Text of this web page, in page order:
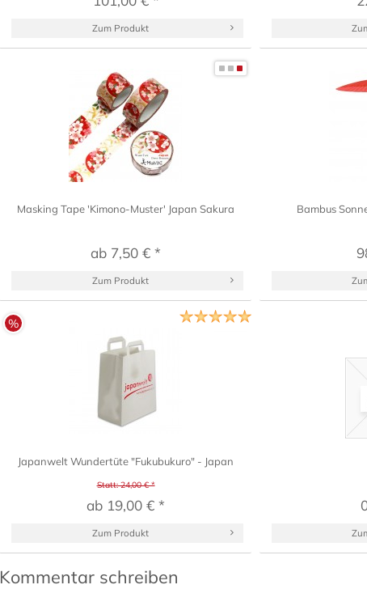
Zum Produkt
Masking Tape 'Kimono-Muster' Japan Sakura
ab 7,50 € *
Zum Produkt
Bambus
%
Japanwelt Wundertüte "Fukubukuro" - Japan
Statt: 24,00 € *
ab 19,00 € *
Zum Produkt
Kommentar schreiben